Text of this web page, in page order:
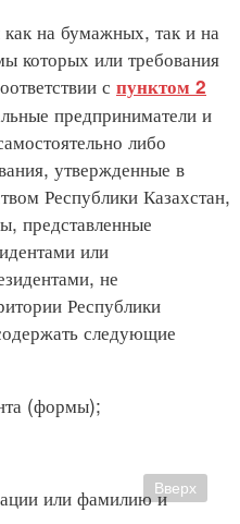
на бумажных, так и на
которых или требования
с пунктом 2
предприниматели и
либо
утвержденные в
Республики Казахстан,
представленные
или
не
Республики
следующие
(формы);
или фамилию иВверх